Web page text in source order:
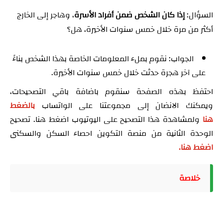
السؤال:إذا كان الشخص ضمن أفراد الأسرة، وهاجر إلى الخارج
أكثر من مرة خلال خمس سنوات الأخيرة، هل؟
الجواب: نقوم بملء المعلومات الخاصة بهذا الشخص بناءً
على آخر هجرة حدثت خلال خمس سنوات الأخيرة.
احتفظ بهذه الصفحة سنقوم باضافة باقي التصحيحات،
ويمكنك الانضان إلى مجموعتنا على الواتساب بالضغط
هنا ولمشاهدة هذا التصحيح على اليوتيوب اضغط هنا. تصحيح
الوحدة الثانية من منصة التكوين احصاء السكن والسكنى
اضغط هنا.
خلاصة